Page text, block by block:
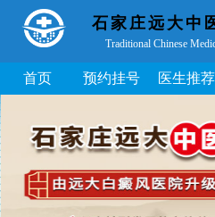
石家庄远大中
Traditional Chinese
首页 预约挂号 医生推荐